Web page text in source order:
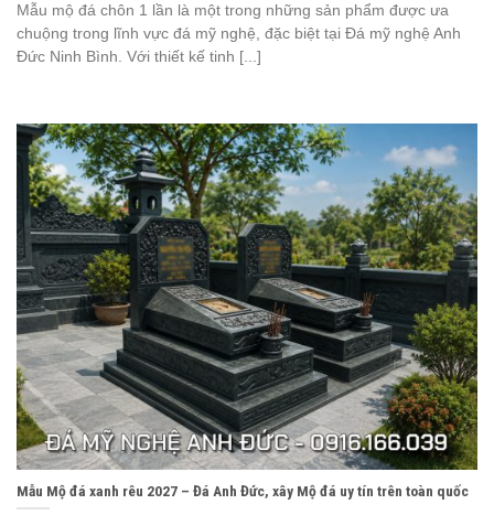
Mẫu mộ đá chôn 1 lần là một trong những sản phẩm được ưa
chuộng trong lĩnh vực đá mỹ nghệ, đặc biệt tại Đá mỹ nghệ Anh
Đức Ninh Bình. Với thiết kế tinh [...]
Mẫu Mộ đá xanh rêu 2027 – Đá Anh Đức, xây Mộ đá uy tín trên toàn quốc